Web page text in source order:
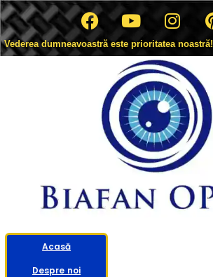
Vederea dumneavoastră este prioritatea noastră!
Acasă
Despre noi